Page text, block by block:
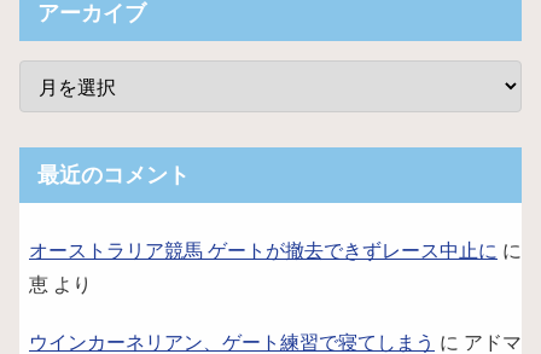
アーカイブ
最近のコメント
オーストラリア競馬 ゲートが撤去できずレース中止に に
恵 より
ウインカーネリアン、ゲート練習で寝てしまう に アドマ